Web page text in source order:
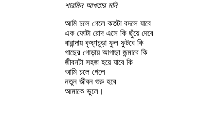
শারমিন আখতার মনি
আমি চলে গেলে কতটা বদলে যাবে
এক ফোটা রোদ এসে কি ছুঁয়ে দেবে
বারান্দায় কৃষ্ণচুড়া ফুল ফুটবে কি
গাছের গোড়ায় আগাছা জন্মাবে কি
জীবনটা সহজ হয়ে যাবে কি
আমি চলে গেলে
নতুন জীবন শুরু হবে
আমাকে ভুলে।